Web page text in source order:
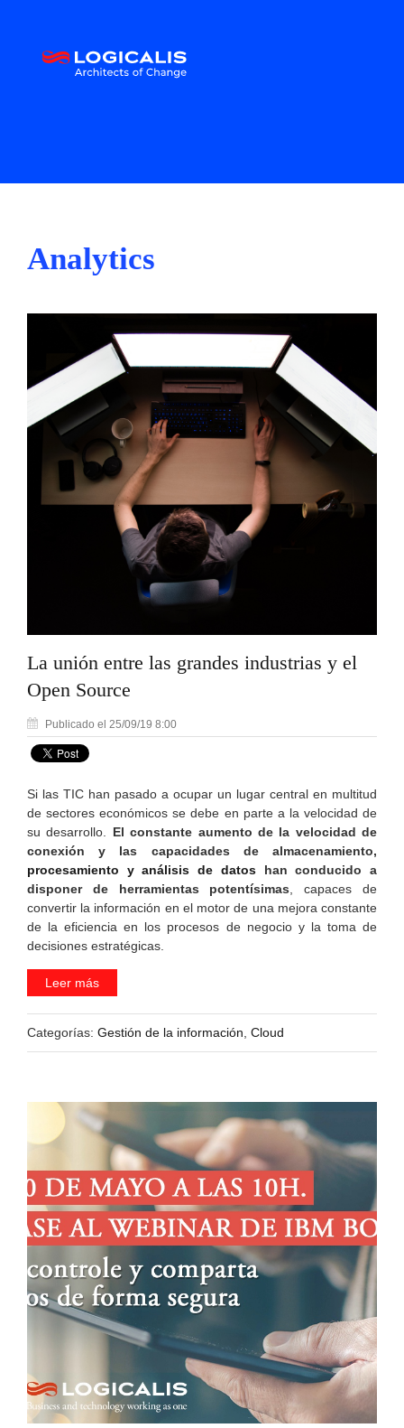
Analytics
La unión entre las grandes industrias y el
Open Source
Publicado el 25/09/19 8:00
Si las TIC han pasado a ocupar un lugar central en multitud
de sectores económicos se debe en parte a la velocidad de
su desarrollo. El constante aumento de la velocidad de
conexión y las capacidades de almacenamiento,
procesamiento y análisis de datos han conducido a
disponer de herramientas potentísimas , capaces de
convertir la información en el motor de una mejora constante
de la eficiencia en los procesos de negocio y la toma de
decisiones estratégicas.
Leer más
Categorías: Gestión de la información Cloud